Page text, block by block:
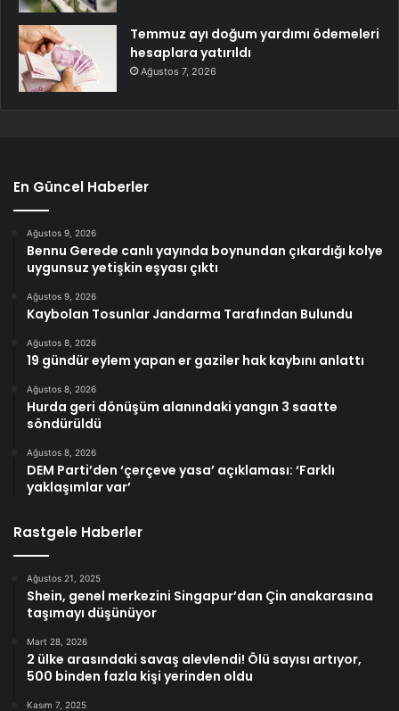
Temmuz ayı doğum yardımı ödemeleri
hesaplara yatırıldı
Ağustos 7, 2026
En Güncel Haberler
Ağustos 9, 2026
Bennu Gerede canlı yayında boynundan çıkardığı kolye
uygunsuz yetişkin eşyası çıktı
Ağustos 9, 2026
Kaybolan Tosunlar Jandarma Tarafından Bulundu
Ağustos 8, 2026
19 gündür eylem yapan er gaziler hak kaybını anlattı
Ağustos 8, 2026
Hurda geri dönüşüm alanındaki yangın 3 saatte
söndürüldü
Ağustos 8, 2026
DEM Parti’den ‘çerçeve yasa’ açıklaması: ‘Farklı
yaklaşımlar var’
Rastgele Haberler
Ağustos 21, 2025
Shein, genel merkezini Singapur’dan Çin anakarasına
taşımayı düşünüyor
Mart 28, 2026
2 ülke arasındaki savaş alevlendi! Ölü sayısı artıyor,
500 binden fazla kişi yerinden oldu
Kasım 7, 2025